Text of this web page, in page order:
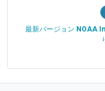
最新バージョン NOAA